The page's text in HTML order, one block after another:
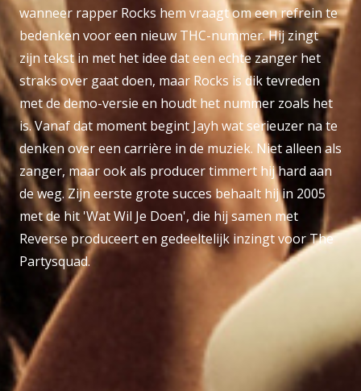
wanneer rapper Rocks hem vraagt om een refrein te
bedenken voor een nieuw THC-nummer. Hij zingt
zijn tekst in met het idee dat een echte zanger het
straks over gaat doen, maar Rocks is dik tevreden
met de demo-versie en houdt het nummer zoals het
is. Vanaf dat moment begint Jayh wat serieuzer na te
denken over een carrière in de muziek. Niet alleen als
zanger, maar ook als producer timmert hij hard aan
de weg. Zijn eerste grote succes behaalt hij in 2005
met de hit 'Wat Wil Je Doen', die hij samen met
Reverse produceert en gedeeltelijk inzingt voor The
Partysquad.